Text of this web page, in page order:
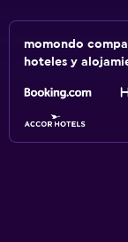
momondo
hoteles y